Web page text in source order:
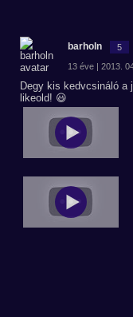
barholn 5
13 éve | 2013.
Degy kis kedvcsináló
likeold! 😃